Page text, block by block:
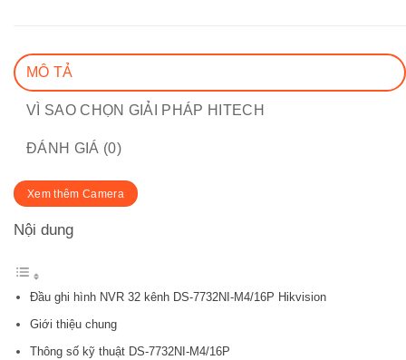
MÔ TẢ
VÌ SAO CHỌN GIẢI PHÁP HITECH
ĐÁNH GIÁ (0)
Xem thêm Camera
Nội dung
Đầu ghi hình NVR 32 kênh DS-7732NI-M4/16P Hikvision
Giới thiệu chung
Thông số kỹ thuật DS-7732NI-M4/16P